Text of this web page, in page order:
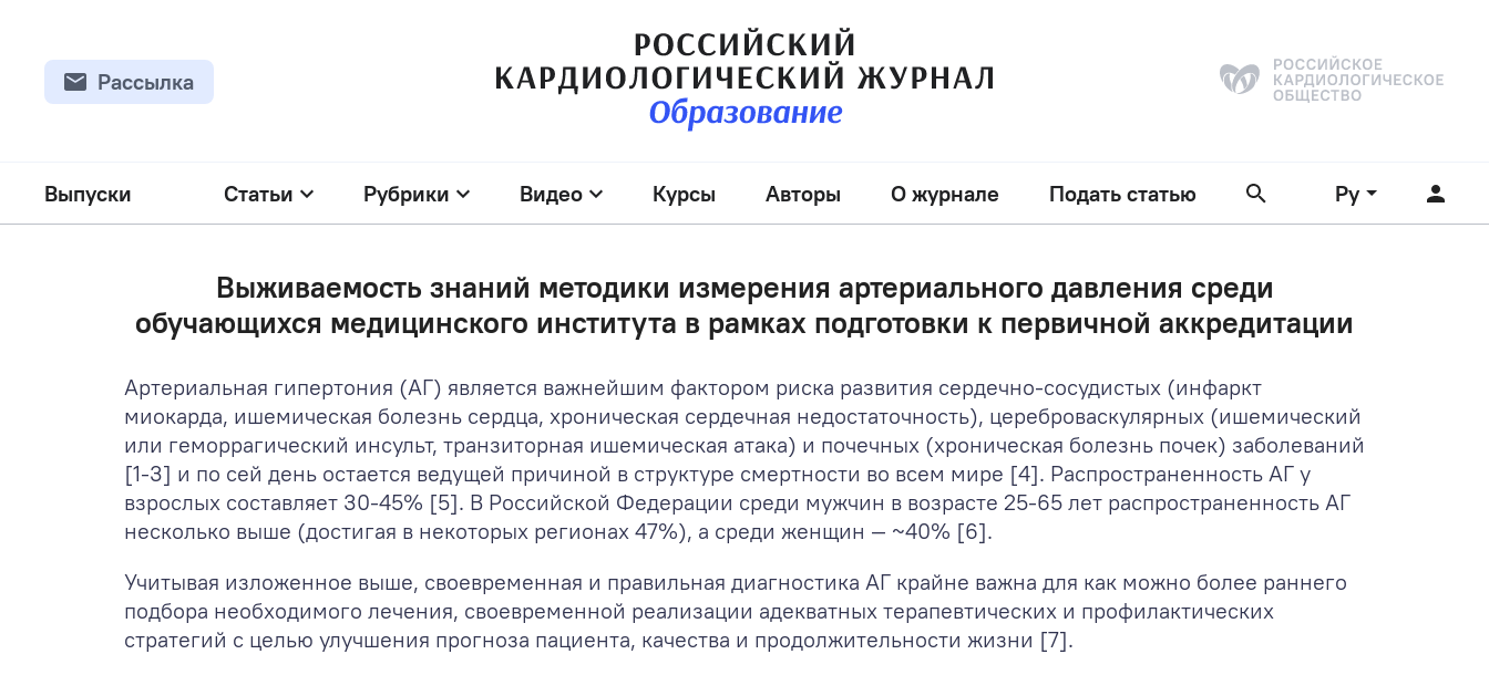
Рассылка
Выпуски Статьи Рубрики Видео Курсы Авторы О журнале Подать статью Ру
Выживаемость знаний методики измерения артериального давления среди
обучающихся медицинского института в рамках подготовки к первичной аккредитации
Артериальная гипертония (АГ) является важнейшим фактором риска развития сердечно-сосудистых (инфаркт
миокарда, ишемическая болезнь сердца, хроническая сердечная недостаточность), цереброваскулярных (ишемический
или геморрагический инсульт, транзиторная ишемическая атака) и почечных (хроническая болезнь почек) заболеваний
[1-3] и по сей день остается ведущей причиной в структуре смертности во всем мире [4]. Распространенность АГ у
взрослых составляет 30-45% [5]. В Российской Федерации среди мужчин в возрасте 25-65 лет распространенность АГ
несколько выше (достигая в некоторых регионах 47%), а среди женщин — ~40% [6].
Учитывая изложенное выше, своевременная и правильная диагностика АГ крайне важна для как можно более раннего
подбора необходимого лечения, своевременной реализации адекватных терапевтических и профилактических
стратегий с целью улучшения прогноза пациента, качества и продолжительности жизни [7].